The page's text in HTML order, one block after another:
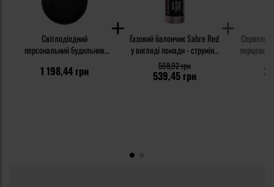
Світлодіодний
персональний будильник
чорний
1 198,44 грн
Газовий балончик Sabre Red
у вигляді помади - струмінь
23 мл
539,45 грн
598,92 грн
Серветка